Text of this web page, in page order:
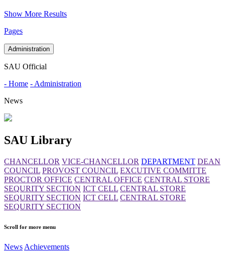
Show More Results
Pages
Administration
SAU Official
- Home - Administration
News
SAU Library
CHANCELLOR VICE-CHANCELLOR DEPARTMENT DEAN
COUNCIL PROVOST COUNCIL EXCUTIVE COMMITTE
PROCTOR OFFICE CENTRAL OFFICE CENTRAL STORE
SEQURITY SECTION ICT CELL CENTRAL STORE
SEQURITY SECTION ICT CELL CENTRAL STORE
SEQURITY SECTION
Scroll for more menu
News Achievements